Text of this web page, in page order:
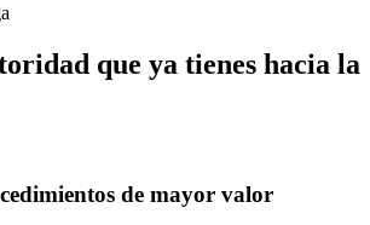
que ya tienes hacia la
de mayor valor